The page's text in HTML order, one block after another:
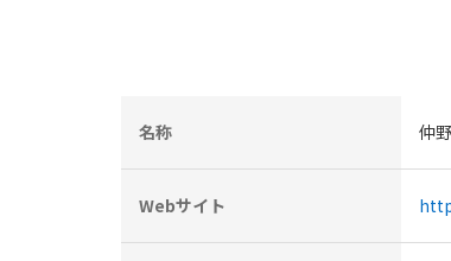
名称 仲
Webサイト